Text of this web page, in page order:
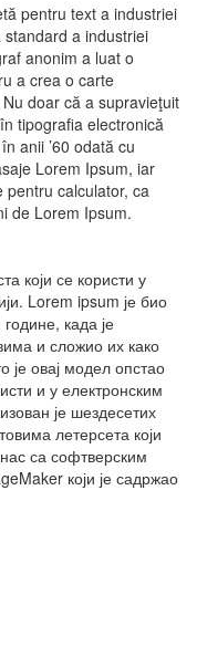
pentru text a industriei
a industriei
anonim a luat o
a crea o carte
doar că a supravieţuit
tipografia electronică
anii ’60 odată cu
Lorem Ipsum, iar
calculator, ca
de Lorem Ipsum.
који се користи у
Lorem ipsum је био
када је
и сложио их како
је овај модел опстао
и у електронским
је шездесетих
летерсета који
са софтверским
који је садржао